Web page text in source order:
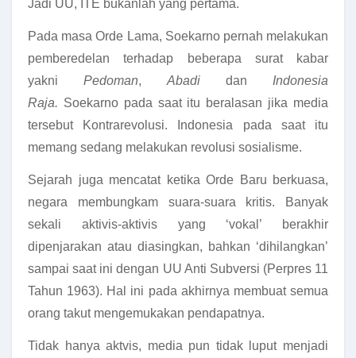
Jadi UU, ITE bukanlah yang pertama.
Pada masa Orde Lama, Soekarno pernah melakukan
pemberedelan terhadap beberapa surat kabar
yakni Pedoman, Abadi dan Indonesia
Raja. Soekarno pada saat itu beralasan jika media
tersebut Kontrarevolusi. Indonesia pada saat itu
memang sedang melakukan revolusi sosialisme.
Sejarah juga mencatat ketika Orde Baru berkuasa,
negara membungkam suara-suara kritis. Banyak
sekali aktivis-aktivis yang ‘vokal’ berakhir
dipenjarakan atau diasingkan, bahkan ‘dihilangkan’
sampai saat ini dengan UU Anti Subversi (Perpres 11
Tahun 1963). Hal ini pada akhirnya membuat semua
orang takut mengemukakan pendapatnya.
Tidak hanya aktvis, media pun tidak luput menjadi